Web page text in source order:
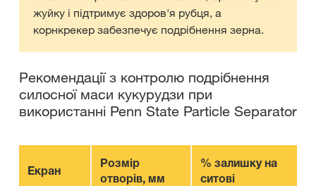
жуйку і підтримує здоров'я рубця, а
корнкрекер забезпечує подрібнення зерна.
Рекомендації з контролю подрібнення
силосної маси кукурудзи при
використанні Penn State Particle Separator
Екран
Розмір
отворів, мм
% залишку на
ситові